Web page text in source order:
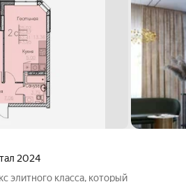
2024
элитного класса, который